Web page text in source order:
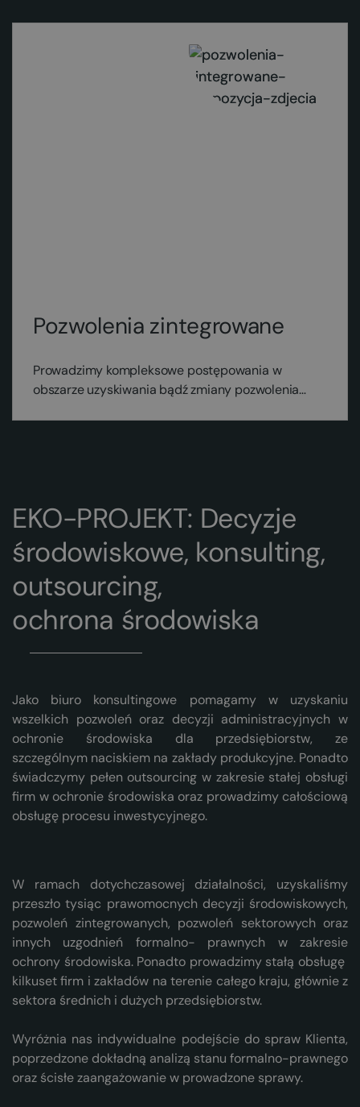
Pozwolenia zintegrowane
Prowadzimy kompleksowe postępowania w
obszarze uzyskiwania bądź zmiany pozwolenia
EKO-PROJEKT: Decyzje
środowiskowe, konsulting,
outsourcing,
ochrona środowiska
Jako biuro konsultingowe pomagamy w uzyskaniu
wszelkich pozwoleń oraz decyzji administracyjnych w
ochronie środowiska dla przedsiębiorstw, ze
szczególnym naciskiem na zakłady produkcyjne. Ponadto
świadczymy pełen outsourcing w zakresie stałej obsługi
firm w ochronie środowiska oraz prowadzimy całościową
obsługę procesu inwestycyjnego.
W ramach dotychczasowej działalności, uzyskaliśmy
przeszło tysiąc prawomocnych decyzji środowiskowych,
pozwoleń zintegrowanych, pozwoleń sektorowych oraz
innych uzgodnień formalno- prawnych w zakresie
ochrony środowiska. Ponadto prowadzimy stałą obsługę
kilkuset firm i zakładów na terenie całego kraju, głównie z
sektora średnich i dużych przedsiębiorstw.
Wyróżnia nas indywidualne podejście do spraw Klienta,
poprzedzone dokładną analizą stanu formalno-prawnego
oraz ścisłe zaangażowanie w prowadzone sprawy.